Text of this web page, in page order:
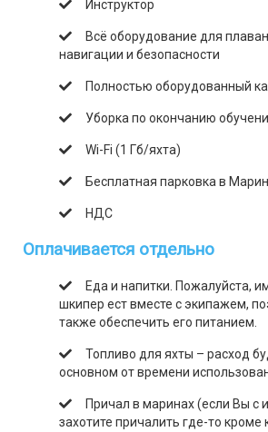
Инструктор
Всё оборудование для
навигации и безопасности
Полностью оборудованный
Уборка по окончанию
Wi-Fi (1 Гб/яхта)
Бесплатная парковка в
НДС
Оплачивается отдельно
Еда и напитки. Пожалуйста,
шкипер ест вместе с экипажем,
также обеспечить его питанием.
Топливо для яхты – расход
основном от времени
Причал в маринах (если Вы с
захотите причалить где-то кроме